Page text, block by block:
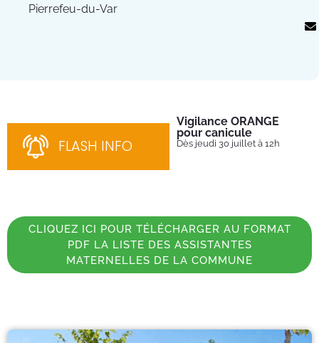
Pierrefeu-du-Var
FLASH INFO
Vigilance ORANGE
pour canicule
Dès jeudi 30 juillet à 12h
CLIQUEZ ICI POUR TÉLÉCHARGER AU FORMAT
PDF LA LISTE DES ASSISTANTES
MATERNELLES DE LA COMMUNE